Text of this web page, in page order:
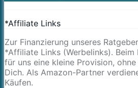
*Affiliate Links
Zur Finanzierung unseres
*Affiliate Links (Werbelinks).
für uns eine kleine Provision,
Dich. Als Amazon-Partner
Käufen.